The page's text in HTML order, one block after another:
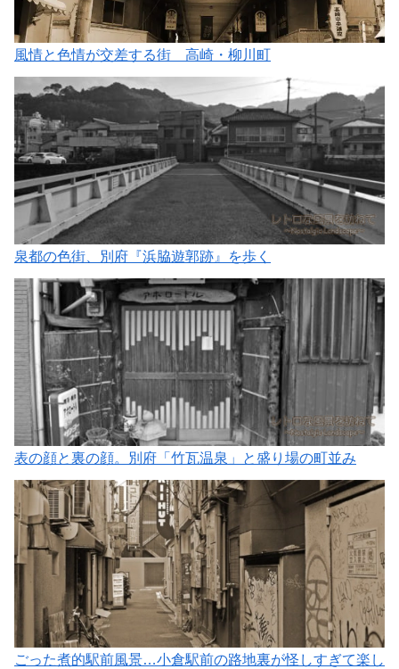
風情と色情が交差する街 高崎・柳川町
泉都の色街、別府『浜脇遊郭跡』を歩く
表の顔と裏の顔。別府「竹瓦温泉」と盛り場の町並み
ごった煮的駅前風景…小倉駅前の路地裏が怪しすぎて楽し